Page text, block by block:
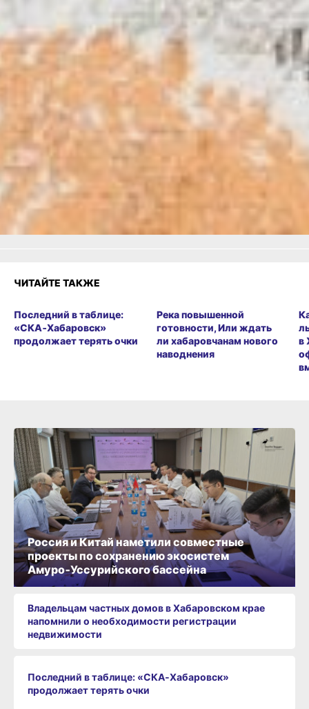
современного искусства
В ТЕМУ:
Анималистическая графика Василия
Ватагина в коллекции
Дальневосточного художественного
Читайте нас в соцсетях:
ВКонтакте
Одноклассники,
Телеграм
Яндекс.Дзен
МАКС
Огонь!
Злость
Разочарование
ЧИТАЙТЕ ТАКЖЕ
Последний в таблице:
«СКА‑Хабаровск»
продолжает терять очки
Река повышенной
готовности, Или ждать
ли хабаровчанам нового
наводнения
в
Россия и Китай наметили совместные
проекты по сохранению экосистем
Амуро‑Уссурийского бассейна
Владельцам частных домов в Хабаровском крае
напомнили о необходимости регистрации
недвижимости
Последний в таблице: «СКА‑Хабаровск»
продолжает терять очки